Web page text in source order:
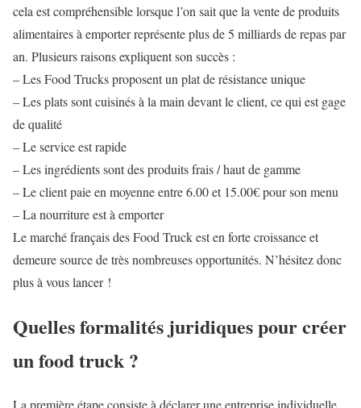
cela est compréhensible lorsque l’on sait que la vente de produits
alimentaires à emporter représente plus de 5 milliards de repas par
an. Plusieurs raisons expliquent son succès :
– Les Food Trucks proposent un plat de résistance unique
– Les plats sont cuisinés à la main devant le client, ce qui est gage
de qualité
– Le service est rapide
– Les ingrédients sont des produits frais / haut de gamme
– Le client paie en moyenne entre 6.00 et 15.00€ pour son menu
– La nourriture est à emporter
Le marché français des Food Truck est en forte croissance et
demeure source de très nombreuses opportunités. N’hésitez donc
plus à vous lancer !
Quelles formalités juridiques pour créer
un food truck ?
La première étape consiste à déclarer une entreprise individuelle